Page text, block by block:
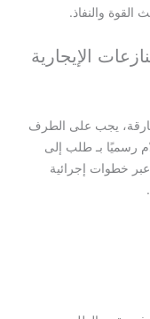
القوة والنفاذ.
الإيجارية
يجب على الطرف
رسميًا بـ طلب إلى
خطوات إجرائية